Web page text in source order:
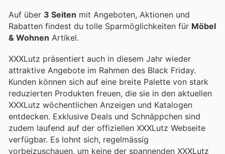
Auf über 3 Seiten mit Angeboten, Aktionen und
Rabatten findest du tolle Sparmöglichkeiten für Möbel
& Wohnen Artikel.
XXXLutz präsentiert auch in diesem Jahr wieder
attraktive Angebote im Rahmen des Black Friday.
Kunden können sich auf eine breite Palette von stark
reduzierten Produkten freuen, die sie in den aktuellen
XXXLutz wöchentlichen Anzeigen und Katalogen
entdecken. Exklusive Deals und Schnäppchen sind
zudem laufend auf der offiziellen XXXLutz Webseite
verfügbar. Es lohnt sich, regelmässig
vorbeizuschauen, um keine der spannenden XXXLutz